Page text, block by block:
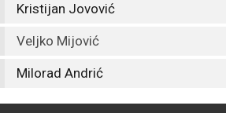
Kristijan Jovović
Veljko Mijović
Milorad Andrić